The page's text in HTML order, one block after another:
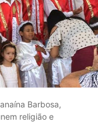
Barbosa,
religião e